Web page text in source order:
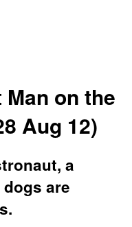
Man on the
Aug 12)
a
are